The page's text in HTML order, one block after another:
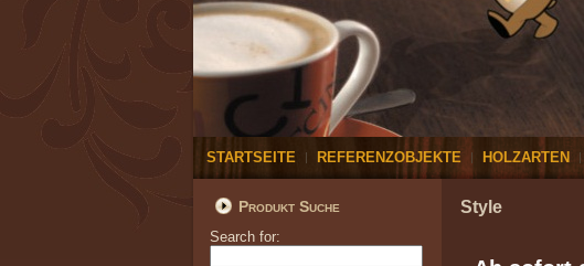
STARTSEITE REFERENZOBJEKTE HOLZARTEN
Produkt Suche
Search for:
Style